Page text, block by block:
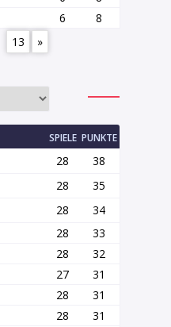
6
8
13 »
SPIELE PUNKTE
28
38
28
35
28
34
28
33
28
32
27
31
28
31
28
31